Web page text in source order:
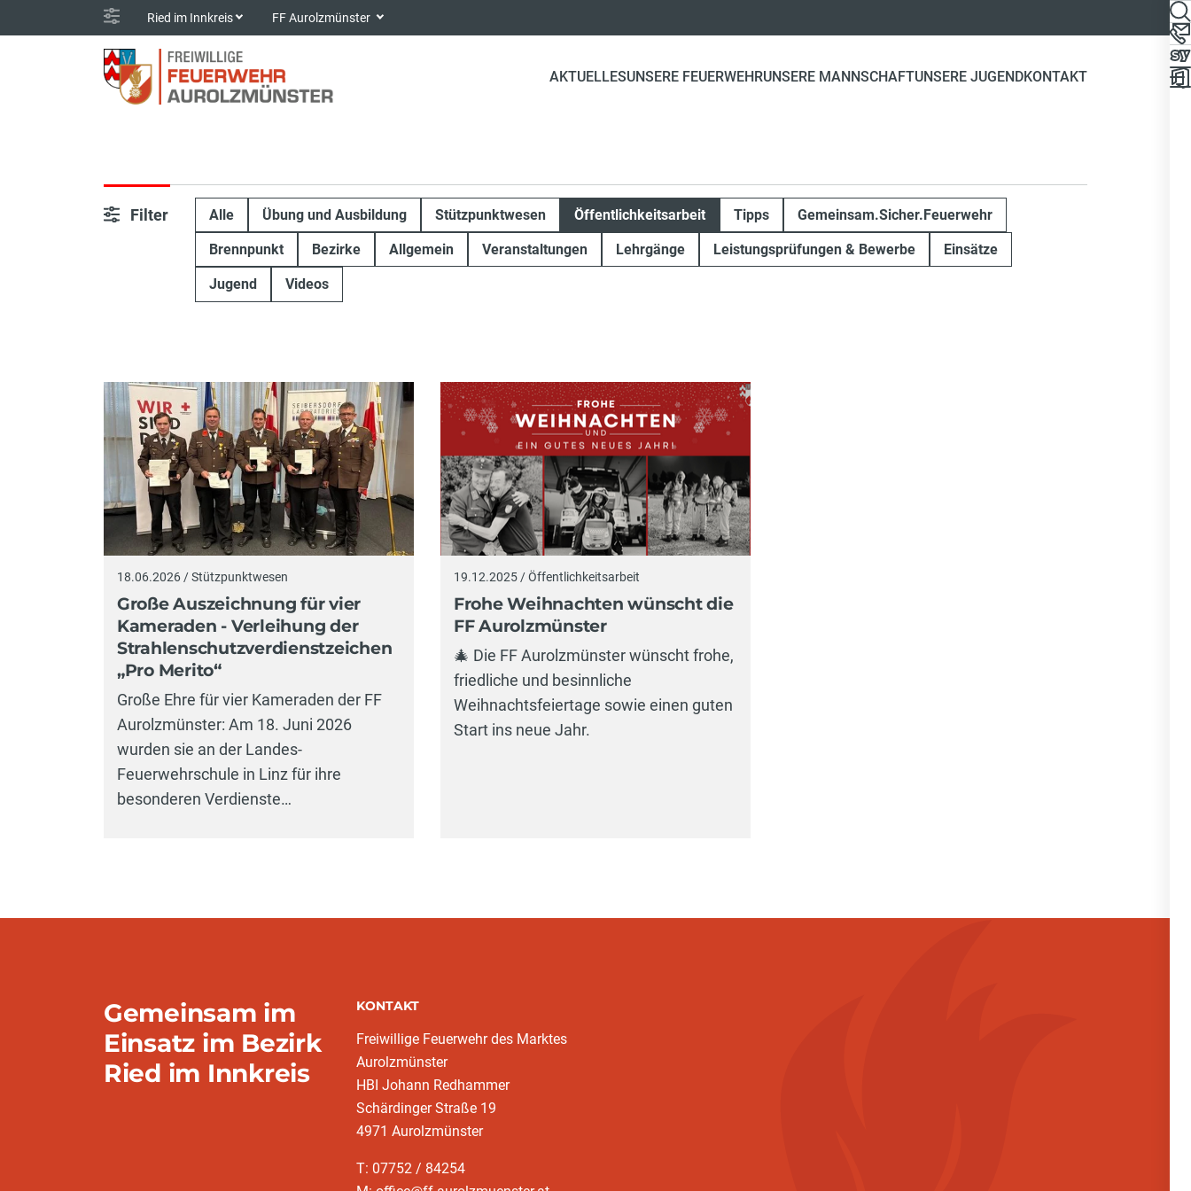
Ried im Innkreis FF Aurolzmünster
AKTUELLESUNSERE FEUERWEHRUNSERE MANNSCHAFTUNSERE JUGENDKONTAKT
Filter Alle Übung und Ausbildung Stützpunktwesen Öffentlichkeitsarbeit Tipps Gemeinsam.Sicher.Feuerwehr
Brennpunkt Bezirke Allgemein Veranstaltungen Lehrgänge Leistungsprüfungen & Bewerbe Einsätze
Jugend Videos
18.06.2026 / Stützpunktwesen
Große Auszeichnung für vier
Kameraden - Verleihung der
Strahlenschutzverdienstzeichen
„Pro Merito“
Große Ehre für vier Kameraden der FF
Aurolzmünster: Am 18. Juni 2026
wurden sie an der Landes-
Feuerwehrschule in Linz für ihre
besonderen Verdienste…
19.12.2025 / Öffentlichkeitsarbeit
Frohe Weihnachten wünscht die
FF Aurolzmünster
🎄 Die FF Aurolzmünster wünscht frohe,
friedliche und besinnliche
Weihnachtsfeiertage sowie einen guten
Start ins neue Jahr.
Gemeinsam im
Einsatz im Bezirk
Ried im Innkreis
KONTAKT
Freiwillige Feuerwehr des Marktes
Aurolzmünster
HBI Johann Redhammer
Schärdinger Straße 19
4971 Aurolzmünster
T: 07752 / 84254